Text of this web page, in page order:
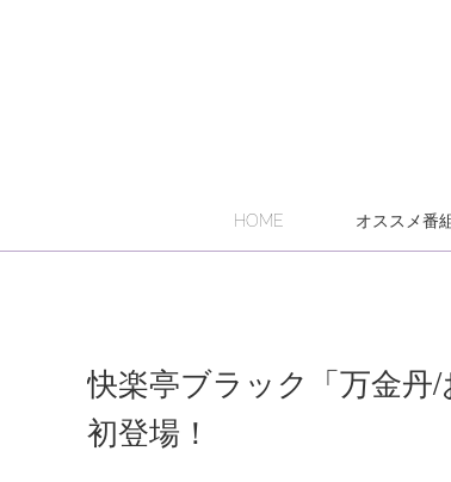
HOME オススメ番
快楽亭ブラック「万金
初登場！